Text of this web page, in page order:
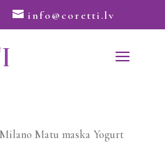
info@coretti.lv
Matu maska Yogurt